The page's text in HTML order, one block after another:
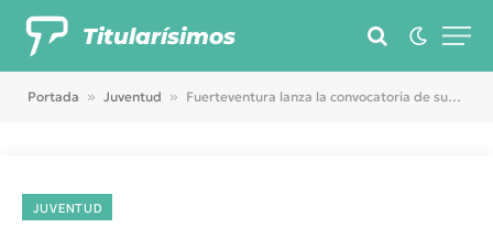
Titularísimos
Portada » Juventud » Fuerteventura lanza la convocatoria de subvenciones para proyectos juveniles en 2025 con un presupuesto de 65.000 euros
JUVENTUD